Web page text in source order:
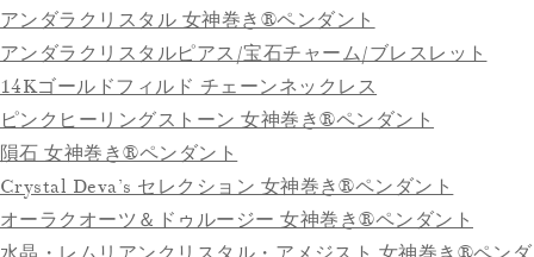
アンダラクリスタル 女神巻き®ペンダント
アンダラクリスタルピアス/宝石チャーム/ブレスレット
14Kゴールドフィルド チェーンネックレス
ピンクヒーリングストーン 女神巻き®ペンダント
隕石 女神巻き®ペンダント
Crystal Deva’s セレクション 女神巻き®ペンダント
オーラクオーツ＆ドゥルージー 女神巻き®ペンダント